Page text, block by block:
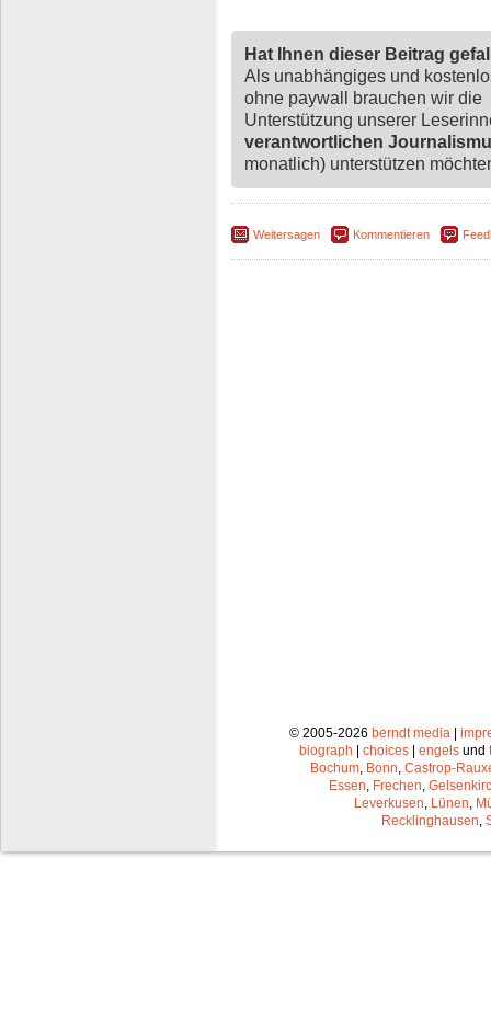
Hat Ihnen dieser Beitrag
Als unabhängiges und
ohne paywall brauchen wir die
Unterstützung unserer
verantwortlichen
monatlich) unterstützen
Weitersagen Kommentieren
© 2005-2026 berndt media|
biograph
choices engels und
Bochum, Bonn, Castrop-
Essen, Frechen,
Leverkusen, Lünen,
Recklinghausen,